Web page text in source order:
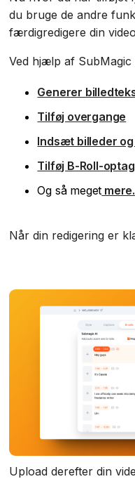
du bruge de andre
færdigredigere din
Ved hjælp af SubMagic
Generer
Tilføj overgange
Indsæt billeder
Tilføj B-Roll-
Og så meget mere‍.
Når din redigering er
Upload derefter din